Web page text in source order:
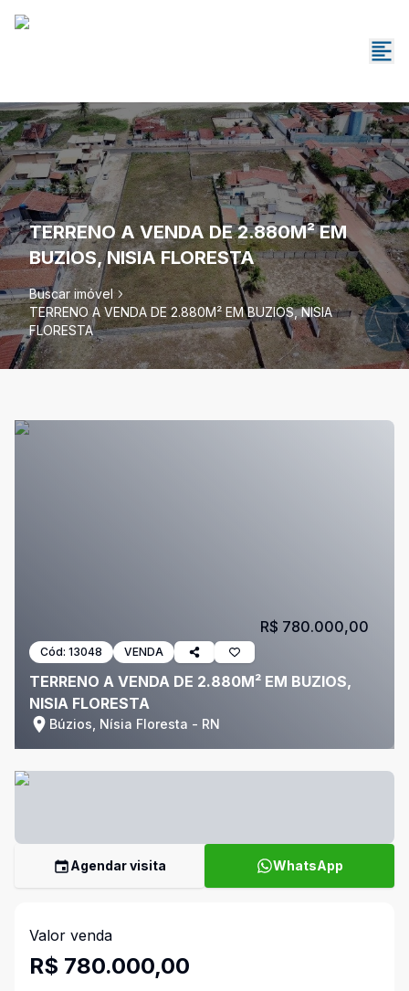
TERRENO A VENDA DE 2.880M² EM
BUZIOS, NISIA FLORESTA
Buscar imóvel
TERRENO A VENDA DE 2.880M² EM BUZIOS, NISIA
FLORESTA
Cód: 13048 VENDA
TERRENO A VENDA DE 2.880M² EM BUZIOS,
NISIA FLORESTA
Búzios, Nísia Floresta - RN
R$ 780.000,00
Agendar visita WhatsApp
Valor venda
R$ 780.000,00